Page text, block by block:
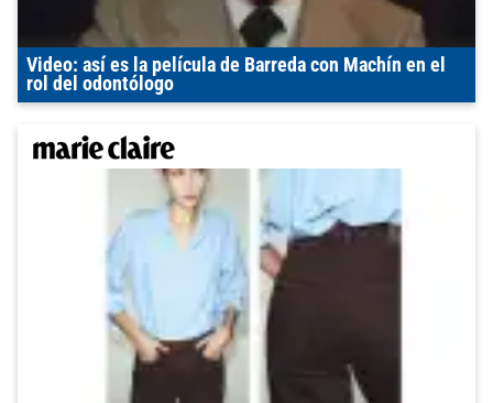
Video: así es la película de Barreda con Machín en el
rol del odontólogo